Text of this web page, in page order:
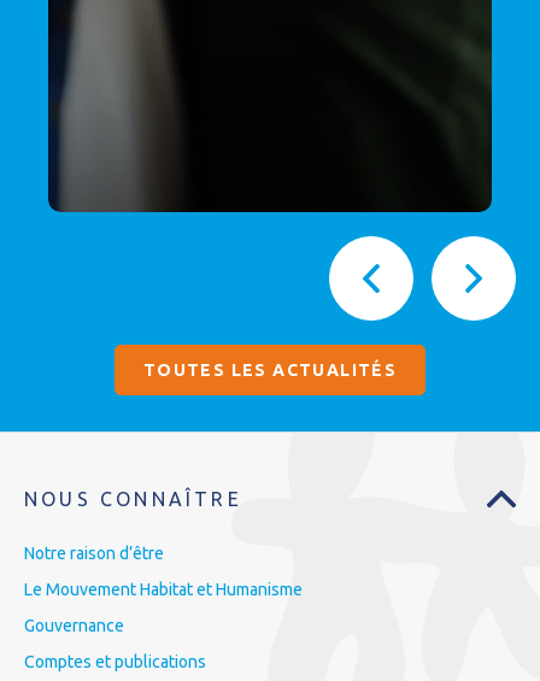
TOUTES LES ACTUALITÉS
NOUS CONNAÎTRE
Notre raison d’être
Le Mouvement Habitat et Humanisme
Gouvernance
Comptes et publications